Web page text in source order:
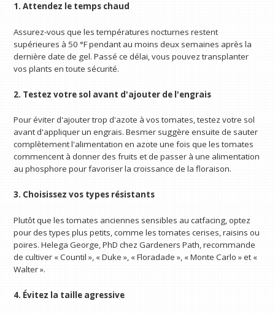
1. Attendez le temps chaud
Assurez-vous que les températures nocturnes restent
supérieures à 50 °F pendant au moins deux semaines après la
dernière date de gel. Passé ce délai, vous pouvez transplanter
vos plants en toute sécurité.
2. Testez votre sol avant d'ajouter de l'engrais
Pour éviter d'ajouter trop d'azote à vos tomates, testez votre sol
avant d'appliquer un engrais. Besmer suggère ensuite de sauter
complètement l'alimentation en azote une fois que les tomates
commencent à donner des fruits et de passer à une alimentation
au phosphore pour favoriser la croissance de la floraison.
3. Choisissez vos types résistants
Plutôt que les tomates anciennes sensibles au catfacing, optez
pour des types plus petits, comme les tomates cerises, raisins ou
poires. Helega George, PhD chez Gardeners Path, recommande
de cultiver « Countil », « Duke », « Floradade », « Monte Carlo » et «
Walter ».
4. Évitez la taille agressive